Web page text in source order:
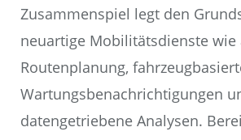
Zusammenspiel legt den
neuartige Mobilitätsdienste wie
Routenplanung,
Wartungsbenachrichtigungen
datengetriebene Analysen.